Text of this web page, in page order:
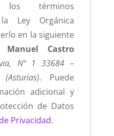
términos
Ley Orgánica
en la siguiente
Manuel Castro
Nº 1 33684 –
. Puede
adicional y
de Datos
Privacidad.